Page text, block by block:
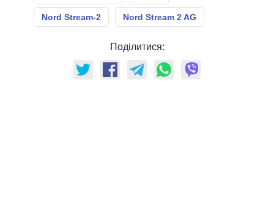
Nord Stream-2 Nord Stream 2 AG
Поділитися: